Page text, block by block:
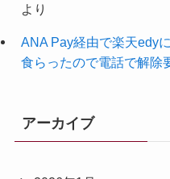
より
ANA Pay経由で楽天edy
食らったので電話で解除
アーカイブ